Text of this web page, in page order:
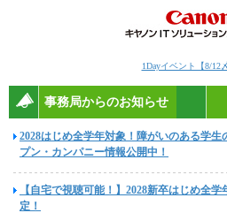
1Dayイベント【8/12
事務局からのお知らせ
2028はじめ全学年対象！障がいのある学
プン・カンパニー情報公開中！
【自宅で視聴可能！】2028新卒はじめ全
定！